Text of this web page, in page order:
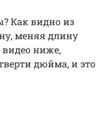
Как видно из
меняя длину
видео ниже,
дюйма, и это